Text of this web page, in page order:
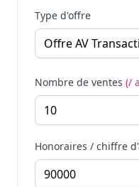
Type d'offre
Nombre de ventes (/
Honoraires / chiffre